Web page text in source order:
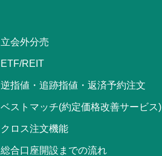
立会外分売
ETF/REIT
逆指値・追跡指値・返済予約注文
ベストマッチ(約定価格改善サービス)
クロス注文機能
総合口座開設までの流れ